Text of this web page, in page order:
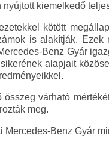
nyújtott kiemelkedő
kötött
is alakítják.
Benz Gyár
alapjait
összeg várható
meg.
Mercedes-Benz Gyár